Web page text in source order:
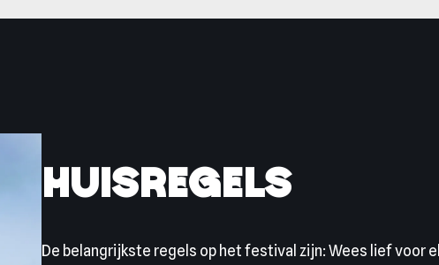
Huisregels
De belangrijkste regels op het festival zijn: Wees lief voor